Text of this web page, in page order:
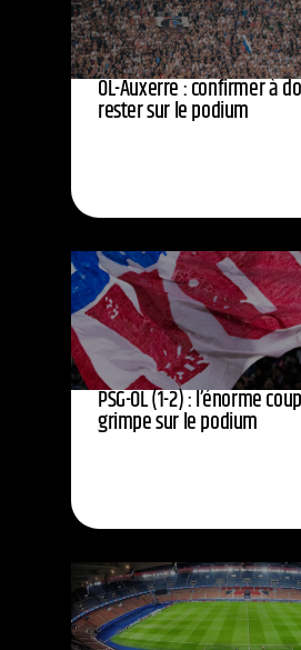
OL-Auxerre : confirmer à
rester sur le podium
PSG-OL (1-2) : l’énorme
grimpe sur le podium